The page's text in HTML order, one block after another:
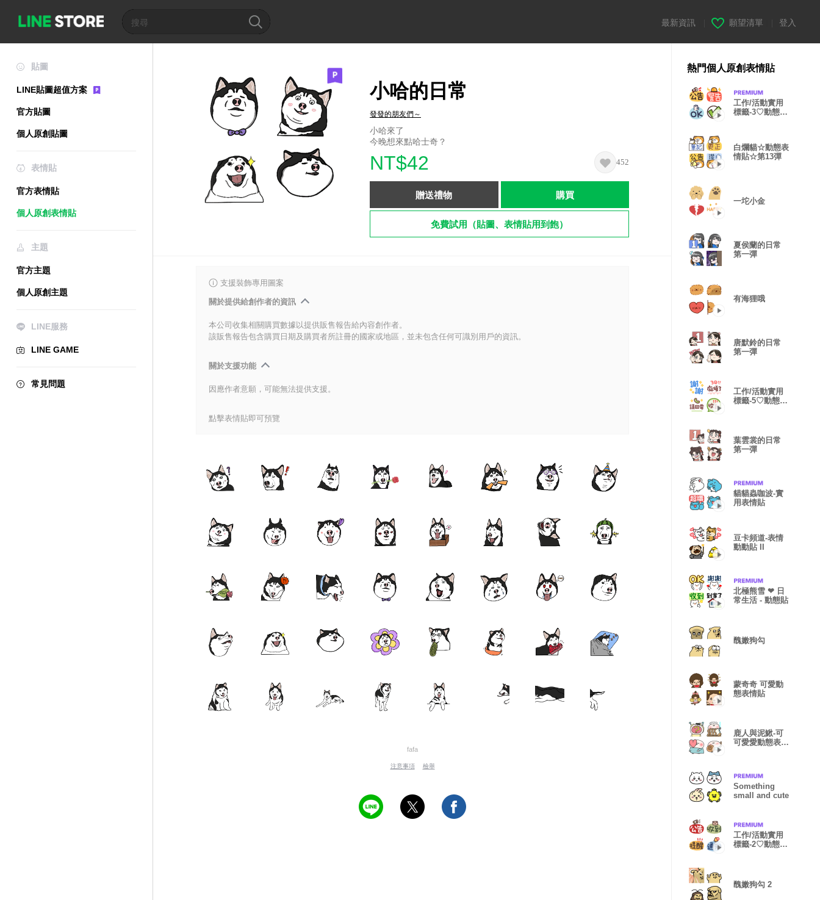
最新資訊 願望清單 登入
貼圖
LINE貼圖超值方案
官方貼圖
個人原創貼圖
表情貼
官方表情貼
個人原創表情貼
主題
官方主題
個人原創主題
LINE服務
LINE GAME
常見問題
小哈的日常
發發的朋友們～
小哈來了
今晚想來點哈士奇？
NT$42 452
贈送禮物 購買
免費試用（貼圖、表情貼用到飽）
支援裝飾專用圖案
關於提供給創作者的資訊
本公司收集相關購買數據以提供販售報告給內容創作者。
該販售報告包含購買日期及購買者所註冊的國家或地區，並未包含任何可識別用戶的資訊。
關於支援功能
因應作者意願，可能無法提供支援。
點擊表情貼即可預覽
fafa
注意事項 檢舉
熱門個人原創表情貼
工作/活動實用
標籤-3♡動態表
白爛貓☆動態表
情貼☆第13彈
一坨小金
夏侯蘭的日常
第一彈
有海狸哦
唐默鈴的日常
第一彈
工作/活動實用
標籤-5♡動態表
葉雲裳的日常
第一彈
貓貓蟲咖波-實
用表情貼
豆卡頻道-表情
動動貼 II
北極熊雪 ❤ 日
常生活 - 動態貼
醜嫩狗勾
蒙奇奇 可愛動
態表情貼
鹿人與泥鰍-可
可愛愛動態表情
Something
small and cute
工作/活動實用
標籤-2♡動態表
醜嫩狗勾 2